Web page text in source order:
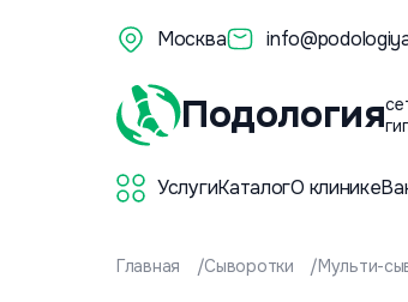
Москва
Подология
УслугиКаталогО клинике
Главная Сыворотки Мульти-